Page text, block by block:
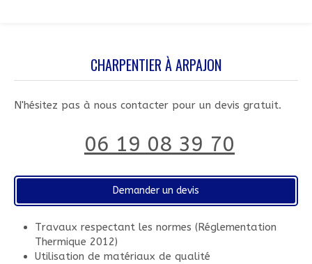
CHARPENTIER À ARPAJON
N'hésitez pas à nous contacter pour un devis gratuit.
06 19 08 39 70
Demander un devis
Travaux respectant les normes (Réglementation
Thermique 2012)
Utilisation de matériaux de qualité